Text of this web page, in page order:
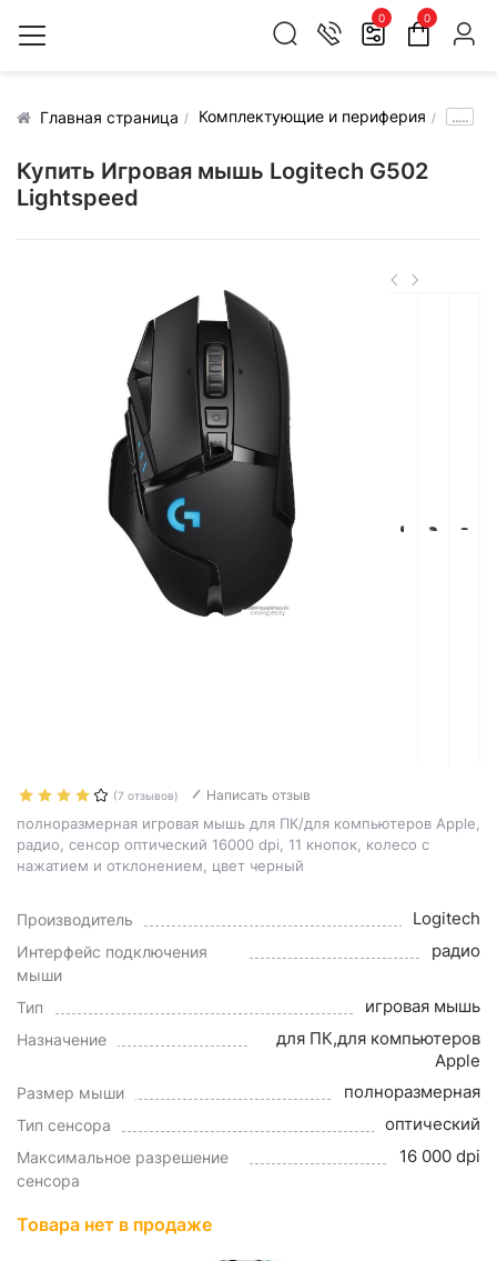
0 0
Главная страница Комплектующие и периферия .....
Купить Игровая мышь Logitech G502
Lightspeed
(7 отзывов) Написать отзыв
полноразмерная игровая мышь для ПК/для компьютеров Apple,
радио, сенсор оптический 16000 dpi, 11 кнопок, колесо с
нажатием и отклонением, цвет черный
Производитель Logitech
Интерфейс подключения
мыши
радио
Тип игровая мышь
Назначение
для ПК,для компьютеров
Apple
Размер мыши полноразмерная
Тип сенсора оптический
Максимальное разрешение
сенсора
16 000 dpi
Товара нет в продаже